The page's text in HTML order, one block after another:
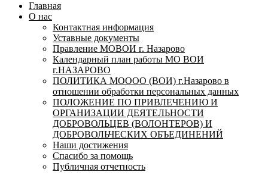
Главная
О нас
Контактная информация
Уставные документы
Правление МОВОИ г. Назарово
Календарный план работы МО ВОИ
г.НАЗАРОВО
ПОЛИТИКА МОООО (ВОИ) г.Назарово в
отношении обработки персональных данных
ПОЛОЖЕНИЕ ПО ПРИВЛЕЧЕНИЮ И
ОРГАНИЗАЦИИ ДЕЯТЕЛЬНОСТИ
ДОБРОВОЛЬЦЕВ (ВОЛОНТЕРОВ) И
ДОБРОВОЛЬЧЕСКИХ ОБЪЕДИНЕНИЙ
Наши достижения
Спасибо за помощь
Публичная отчетность